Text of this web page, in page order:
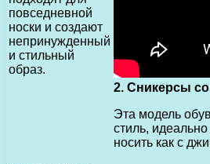
повседневной
носки и создают
непринужденный
и стильный
образ.
2. Сникерсы
Эта модель
стиль,
носить как с